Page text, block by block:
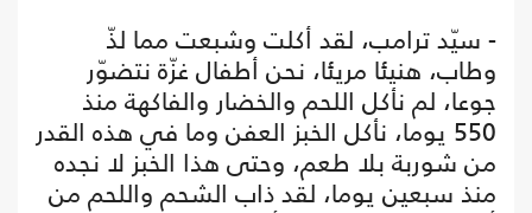
- سيّد ترامب، لقد أكلت وشبعت مما لذّ
وطاب، هنيئا مريئا، نحن أطفال غزّة نتضوّر
جوعا، لم نأكل اللحم والخضار والفاكهة منذ
550 يوما، نأكل الخبز العفن وما في هذه القدر
من شوربة بلا طعم، وحتى هذا الخبز لا نجده
منذ سبعين يوما، لقد ذاب الشحم واللحم من